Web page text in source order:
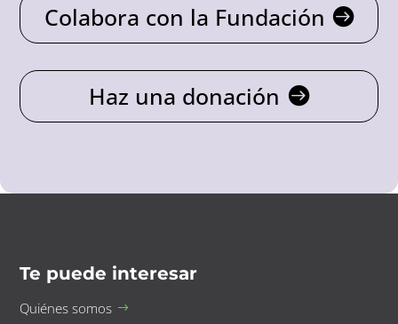
Colabora con la Fundación
Haz una donación
Te puede interesar
Quiénes somos